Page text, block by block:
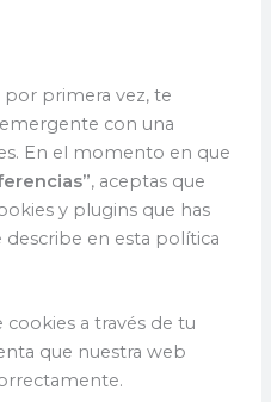
por primera vez, te
con una
En el momento en que
, aceptas que
y plugins que has
describe en esta política
cookies a través de tu
que nuestra web